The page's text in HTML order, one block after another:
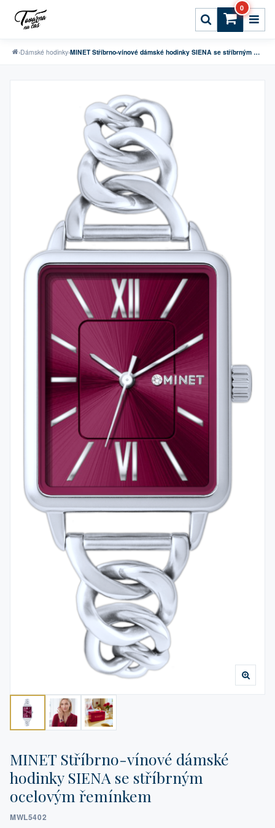
0
›Dámské hodinky› MINET Stříbrno-vínové dámské hodinky SIENA se stříbrným ocelovým řemínkem
MINET Stříbrno-vínové dámské
hodinky SIENA se stříbrným
ocelovým řemínkem
MWL5402